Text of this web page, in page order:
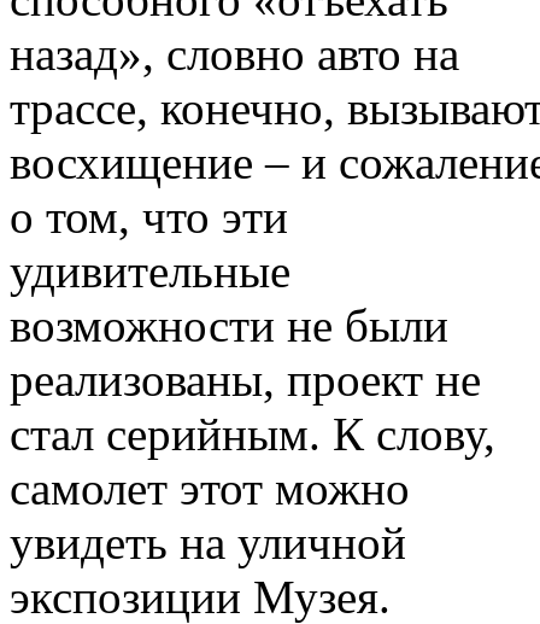
назад», словно авто на
трассе, конечно,
восхищение – и
о том, что эти
удивительные
возможности не были
реализованы, проект не
стал серийным. К слову,
самолет этот можно
увидеть на уличной
экспозиции Музея.